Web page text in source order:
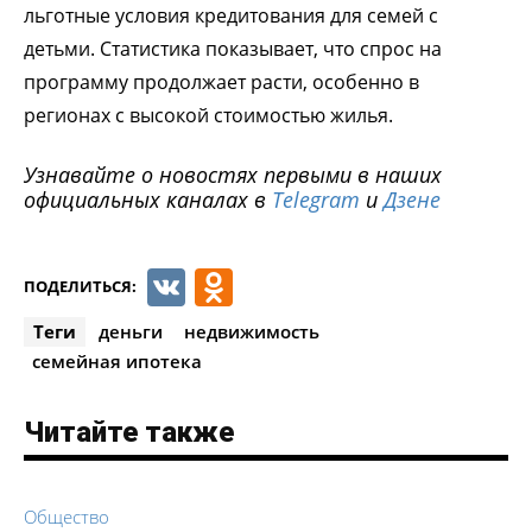
льготные условия кредитования для семей с
детьми. Статистика показывает, что спрос на
программу продолжает расти, особенно в
регионах с высокой стоимостью жилья.
Узнавайте о новостях первыми в наших
официальных каналах в Telegram иДзене
ПОДЕЛИТЬСЯ: VK
Теги деньги
недвижимость
семейная ипотека
Читайте также
Общество